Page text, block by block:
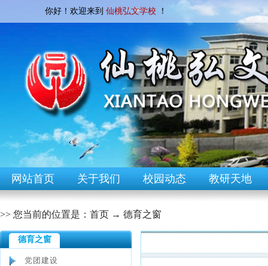
你好！欢迎来到 仙桃弘文学校 ！
网站首页 关于我们 校园动态 教研天地
>> 您当前的位置是： 首页 → 德育之窗
德育之窗
党团建设